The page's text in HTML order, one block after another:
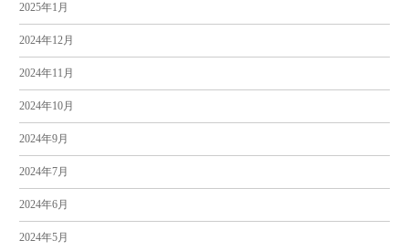
2025年1月
2024年12月
2024年11月
2024年10月
2024年9月
2024年7月
2024年6月
2024年5月